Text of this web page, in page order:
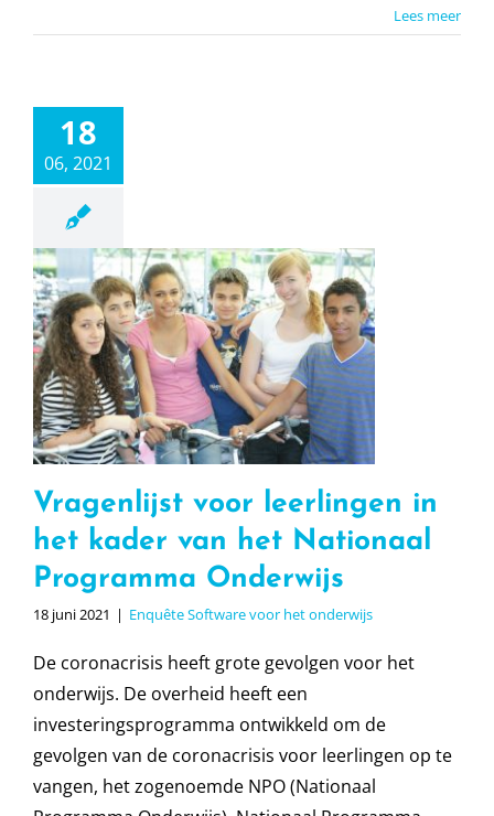
Lees meer
18
06, 2021
Vragenlijst voor leerlingen in
het kader van het Nationaal
Programma Onderwijs
18 juni 2021 | Enquête Software voor het onderwijs
De coronacrisis heeft grote gevolgen voor het
onderwijs. De overheid heeft een
investeringsprogramma ontwikkeld om de
gevolgen van de coronacrisis voor leerlingen op te
vangen, het zogenoemde NPO (Nationaal